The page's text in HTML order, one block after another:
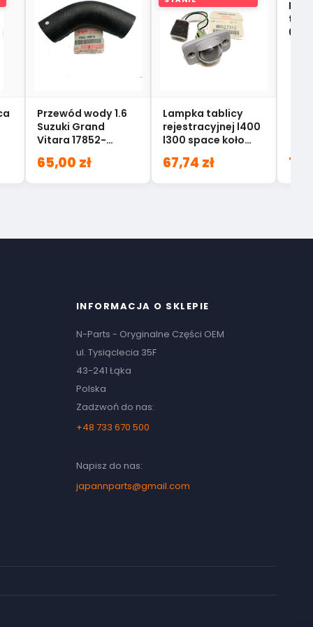
Przewód wody 1.6
Suzuki Grand
Vitara 17852-
65,00 zł
Lampka tablicy
rejestracyjnej l400
l300 space koło
67,74 zł
tył
1
INFORMACJA O SKLEPIE
N-Parts - Oryginalne Części OEM
ul. Tysiąclecia 35F
43-241 Łąka
Polska
Zadzwoń do nas:
+48 733 670 500
Napisz do nas:
japannparts@gmail.com